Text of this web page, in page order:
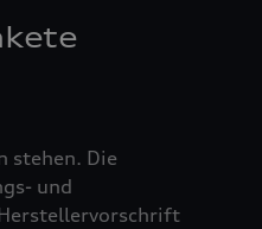
stehen. Die
und